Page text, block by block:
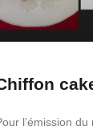
l’émission